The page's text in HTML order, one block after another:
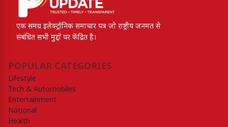
एक समग्र इलेक्ट्रॉनिक समाचार पत्र जो राष्ट्रीय जनमत से
संबंधित सभी मुद्दों पर केंद्रित है।
POPULAR CATEGORIES
Lifestyle
Tech & Automobiles
Entertainment
National
Health